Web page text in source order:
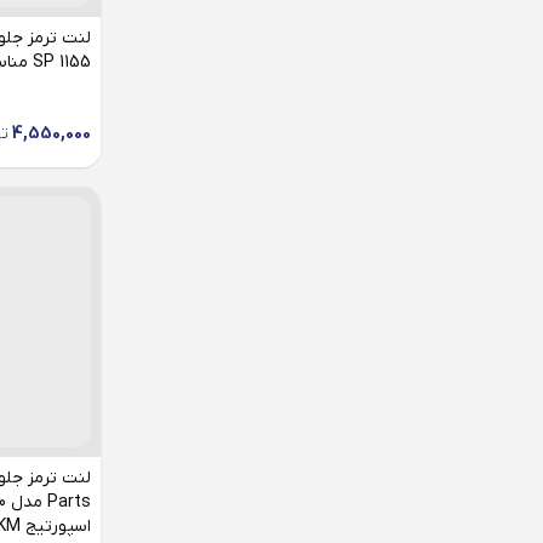
SP 1155 مناسب کیا اسپورتیج KM
4,550,000
اسپورتیج KM